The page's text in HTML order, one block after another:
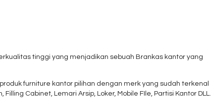
tinggi yang menjadikan sebuah Brankas kantor yang
furniture kantor pilihan dengan merk yang sudah terkenal
Cabinet, Lemari Arsip, Loker, Mobile FIle, Partisi Kantor DLL.